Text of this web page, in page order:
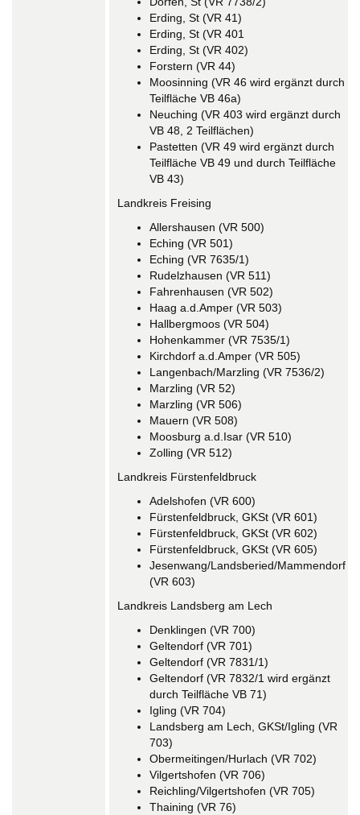
Erding, St (VR 41)
Erding, St (VR 401
Erding, St (VR 402)
Forstern (VR 44)
Moosinning (VR 46 wird ergänzt durch
Teilfläche VB 46a)
Neuching (VR 403 wird ergänzt durch
VB 48, 2 Teilflächen)
Pastetten (VR 49 wird ergänzt durch
Teilfläche VB 49 und durch Teilfläche
VB 43)
Landkreis Freising
Allershausen (VR 500)
Eching (VR 501)
Eching (VR 7635/1)
Rudelzhausen (VR 511)
Fahrenhausen (VR 502)
Haag a.d.Amper (VR 503)
Hallbergmoos (VR 504)
Hohenkammer (VR 7535/1)
Kirchdorf a.d.Amper (VR 505)
Langenbach/Marzling (VR 7536/2)
Marzling (VR 52)
Marzling (VR 506)
Mauern (VR 508)
Moosburg a.d.Isar (VR 510)
Zolling (VR 512)
Landkreis Fürstenfeldbruck
Adelshofen (VR 600)
Fürstenfeldbruck, GKSt (VR 601)
Fürstenfeldbruck, GKSt (VR 602)
Fürstenfeldbruck, GKSt (VR 605)
Jesenwang/Landsberied/Mammendorf
(VR 603)
Landkreis Landsberg am Lech
Denklingen (VR 700)
Geltendorf (VR 701)
Geltendorf (VR 7831/1)
Geltendorf (VR 7832/1 wird ergänzt
durch Teilfläche VB 71)
Igling (VR 704)
Landsberg am Lech, GKSt/Igling (VR
703)
Obermeitingen/Hurlach (VR 702)
Vilgertshofen (VR 706)
Reichling/Vilgertshofen (VR 705)
Thaining (VR 76)